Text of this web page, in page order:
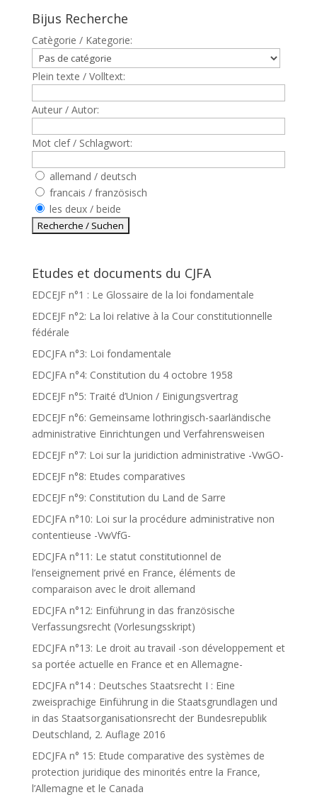
Bijus Recherche
Catègorie / Kategorie:
Plein texte / Volltext:
Auteur / Autor:
Mot clef / Schlagwort:
allemand / deutsch
francais / französisch
les deux / beide
Etudes et documents du CJFA
EDCEJF n°1 : Le Glossaire de la loi fondamentale
EDCEJF n°2: La loi relative à la Cour constitutionnelle
fédérale
EDCJFA n°3: Loi fondamentale
EDCJFA n°4: Constitution du 4 octobre 1958
EDCEJF n°5: Traité d’Union / Einigungsvertrag
EDCEJF n°6: Gemeinsame lothringisch-saarländische
administrative Einrichtungen und Verfahrensweisen
EDCEJF n°7: Loi sur la juridiction administrative -VwGO-
EDCEJF n°8: Etudes comparatives
EDCEJF n°9: Constitution du Land de Sarre
EDCJFA n°10: Loi sur la procédure administrative non
contentieuse -VwVfG-
EDCJFA n°11: Le statut constitutionnel de
l’enseignement privé en France, éléments de
comparaison avec le droit allemand
EDCJFA n°12: Einführung in das französische
Verfassungsrecht (Vorlesungsskript)
EDCJFA n°13: Le droit au travail -son développement et
sa portée actuelle en France et en Allemagne-
EDCJFA n°14 : Deutsches Staatsrecht I : Eine
zweisprachige Einführung in die Staatsgrundlagen und
in das Staatsorganisationsrecht der Bundesrepublik
Deutschland, 2. Auflage 2016
EDCJFA n° 15: Etude comparative des systèmes de
protection juridique des minorités entre la France,
l’Allemagne et le Canada